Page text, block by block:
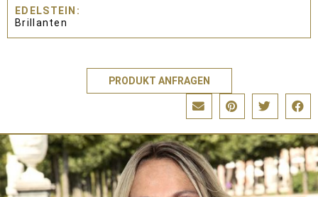
EDELSTEIN
Brillanten
PRODUKT ANFRAGEN